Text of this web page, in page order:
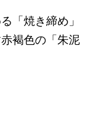
「焼き締め」
褐色の「朱泥